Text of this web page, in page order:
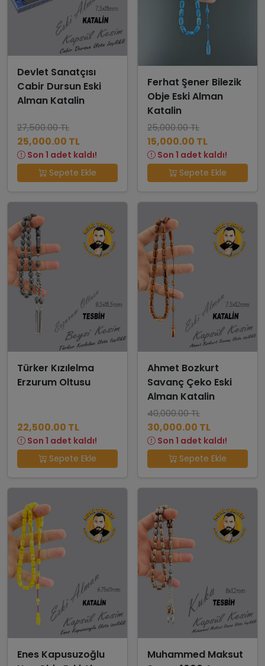
Devlet Sanatçısı
Cabir Dursun Eski
Alman Katalin
27,500.00 TL
25,000.00 TL
Son 1 adet kaldı!
Sepete Ekle
Ferhat Şener Bilezik
Obje Eski Alman
Katalin
25,000.00 TL
15,000.00 TL
Son 1 adet kaldı!
Sepete Ekle
Türker Kızılelma
Erzurum Oltusu
22,500.00 TL
Son 1 adet kaldı!
Sepete Ekle
Ahmet Bozkurt
Savanç Çeko Eski
Alman Katalin
40,000.00 TL
30,000.00 TL
Son 1 adet kaldı!
Sepete Ekle
Enes Kapusuzoğlu
Muhammed Maksut